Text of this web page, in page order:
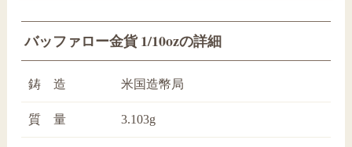
バッファロー金貨 1/10ozの詳細
鋳 造 米国造幣局
質 量 3.103g